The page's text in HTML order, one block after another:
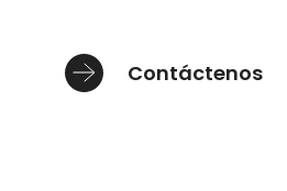
Contáctenos